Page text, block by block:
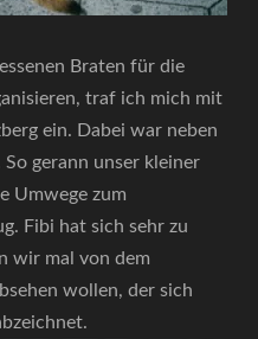
Braten für die
traf ich mich mit
ein. Dabei war neben
So gerann unser kleiner
Umwege zum
Fibi hat sich sehr zu
wir mal von dem
wollen, der sich